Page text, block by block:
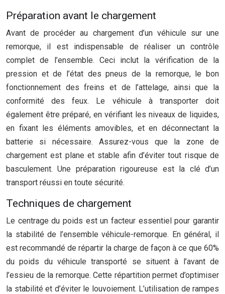
Préparation avant le chargement
Avant de procéder au chargement d’un véhicule sur une
remorque, il est indispensable de réaliser un contrôle
complet de l’ensemble. Ceci inclut la vérification de la
pression et de l’état des pneus de la remorque, le bon
fonctionnement des freins et de l’attelage, ainsi que la
conformité des feux. Le véhicule à transporter doit
également être préparé, en vérifiant les niveaux de liquides,
en fixant les éléments amovibles, et en déconnectant la
batterie si nécessaire. Assurez-vous que la zone de
chargement est plane et stable afin d’éviter tout risque de
basculement. Une préparation rigoureuse est la clé d’un
transport réussi en toute sécurité.
Techniques de chargement
Le centrage du poids est un facteur essentiel pour garantir
la stabilité de l’ensemble véhicule-remorque. En général, il
est recommandé de répartir la charge de façon à ce que 60%
du poids du véhicule transporté se situent à l’avant de
l’essieu de la remorque. Cette répartition permet d’optimiser
la stabilité et d’éviter le louvoiement. L’utilisation de rampes